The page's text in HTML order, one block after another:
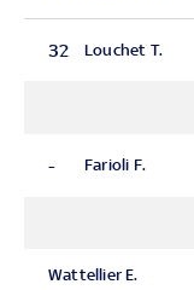
32 Louchet T.
- Farioli F.
Wattellier E.